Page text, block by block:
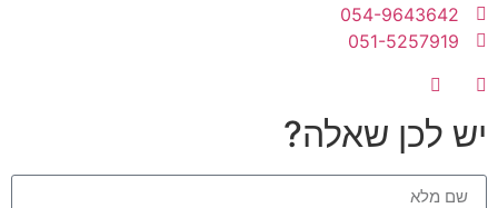
054-9643642
051-5257919
יש לכן שאלה?